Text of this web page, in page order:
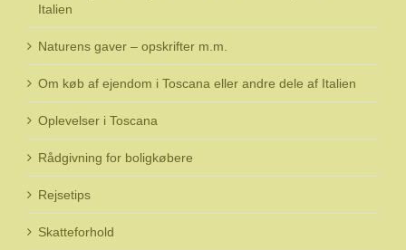
Italien
Naturens gaver – opskrifter m.m.
Om køb af ejendom i Toscana eller andre dele af Italien
Oplevelser i Toscana
Rådgivning for boligkøbere
Rejsetips
Skatteforhold